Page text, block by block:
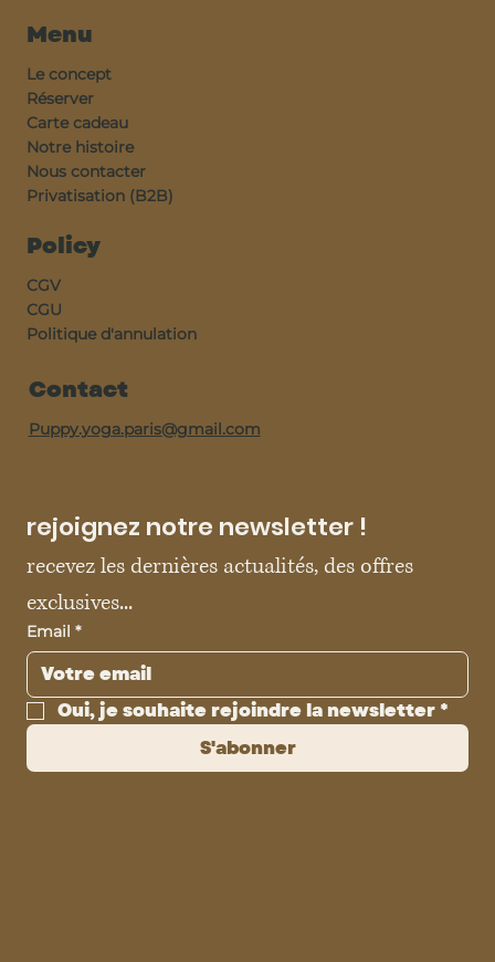
Menu
Le concept
Réserver
Carte cadeau
Notre histoire
Nous contacter
Privatisation (B2B)
Policy
CGV
CGU
Politique d'annulation
Contact
Puppy.yoga.paris@gmail.com
rejoignez notre newsletter !
recevez les dernières actualités, des offres
exclusives...
Email *
Oui, je souhaite rejoindre la newsletter *
S'abonner